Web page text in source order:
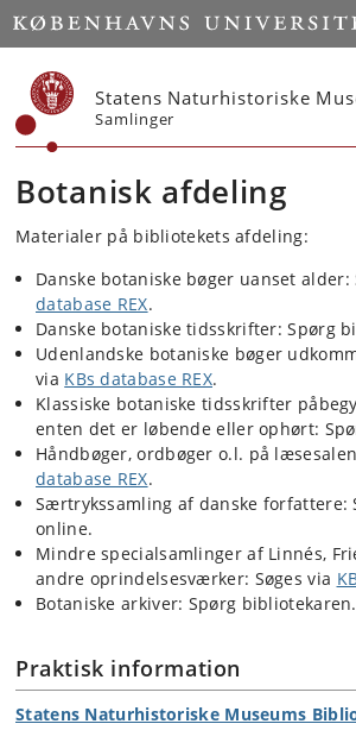
Start
Statens Naturhistoriske
Samlinger
Botanisk afdeling
Materialer på bibliotekets afdeling:
Danske botaniske bøger uanset alder:
database REX.
Danske botaniske tidsskrifter: Spørg
Udenlandske botaniske bøger
via KBs database REX.
Klassiske botaniske tidsskrifter
enten det er løbende eller ophørt:
Håndbøger, ordbøger o.l. på
database REX.
Særtrykssamling af danske forfattere:
online.
Mindre specialsamlinger af Linnés,
andre oprindelsesværker: Søges via
Botaniske arkiver: Spørg bibliotekaren.
Praktisk information
Statens Naturhistoriske Museums